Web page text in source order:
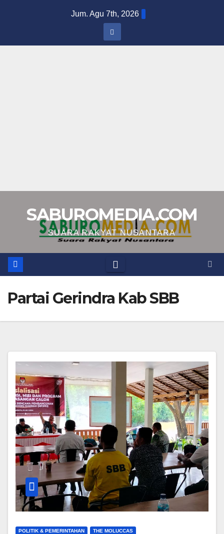
Jum. Agu 7th, 2026
SABUROMEDIA.COM
SUARA RAKYAT NUSANTARA
Partai Gerindra Kab SBB
POLITIK & PEMERINTAHAN THE MOLUCCAS